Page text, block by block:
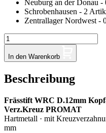
Neuburg an der Donau
Schrobenhausen - 2
Zentrallager Nordwest -
In den Warenkorb
Beschreibung
Frässtift WRC D.12mm
Verz.Kreuz PROMAT
Hartmetall · mit
mm